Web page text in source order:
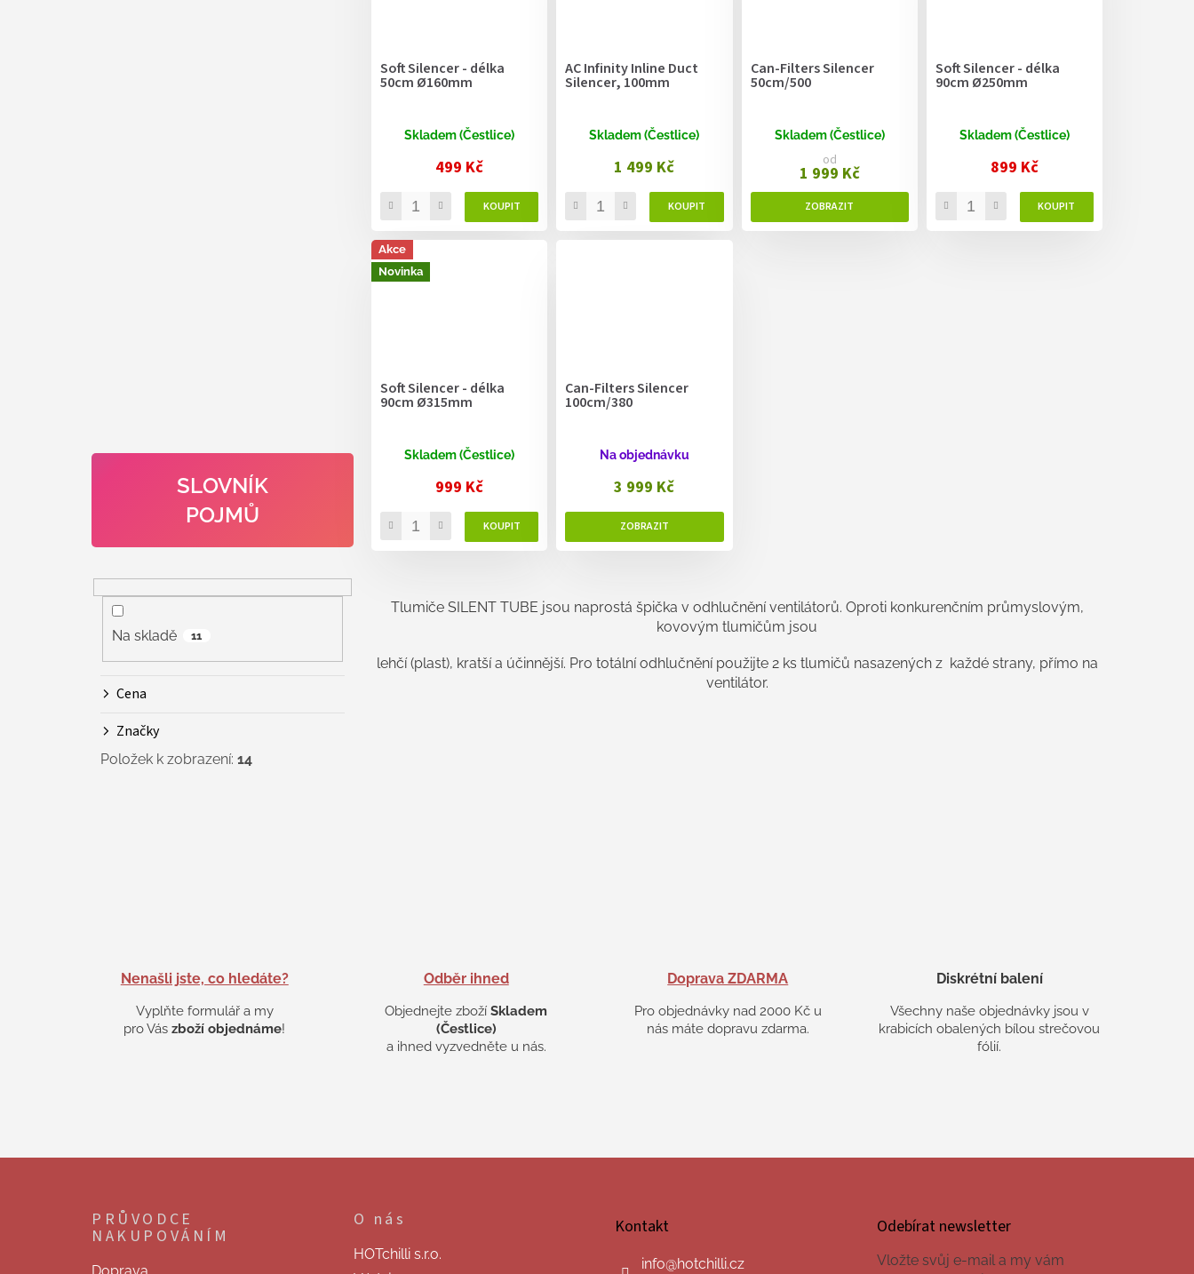
SLOVNÍK
POJMŮ
Na skladě 11
Cena
Značky
Položek k zobrazení: 14
Soft Silencer - délka
50cm Ø160mm
Skladem (Čestlice)
499 Kč
AC Infinity Inline Duct
Silencer, 100mm
Skladem (Čestlice)
1 499 Kč
Can-Filters Silencer
50cm/500
Skladem (Čestlice)
od
1 999 Kč
Soft Silencer - délka
90cm Ø250mm
Skladem (Čestlice)
899 Kč
Akce
Novinka
Soft Silencer - délka
90cm Ø315mm
Skladem (Čestlice)
999 Kč
Can-Filters Silencer
100cm/380
Na objednávku
3 999 Kč
v
l
á
a
c
Tlumiče SILENT TUBE jsou naprostá špička v odhlučnění ventilátorů. Oproti konkurenčním průmyslovým,
kovovým tlumičům jsou
lehčí (plast), kratší a účinnější. Pro totální odhlučnění použijte 2 ks tlumičů nasazených z každé strany, přímo na
ventilátor.
Nenašli jste, co hledáte?
Vyplňte formulář a my
pro Vászboží objednáme!
Odběr ihned
Objednejte zbožíSkladem
(Čestlice)
a ihned vyzvedněte u nás.
Doprava ZDARMA
Pro objednávky nad 2000 Kč u
nás máte dopravu zdarma.
Diskrétní balení
Všechny naše objednávky jsou v
krabicích obalených bílou strečovou
fólií.
Z
PRŮVODCE
NAKUPOVÁNÍM
Doprava
O nás
HOTchilli s.r.o.
Kontakt
info@hotchilli.cz
Odebírat newsletter
Vložte svůj e-mail a my vám